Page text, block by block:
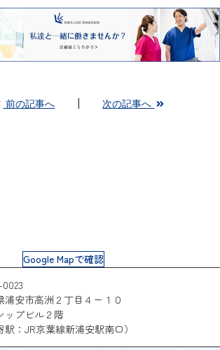
前の記事へ 次の記事へ
Google Mapで確認
0023
浦安市高洲２丁目４ー１０
ップビル２階
駅：JR京葉線新浦安駅南口）